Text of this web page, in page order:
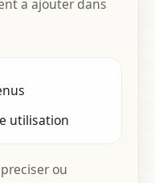
a ajouter dans
utilisation
ou